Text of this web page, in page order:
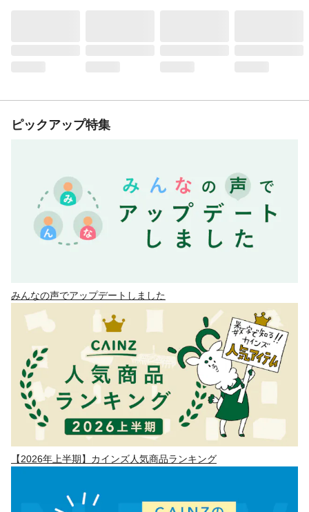
ピックアップ特集
みんなの声でアップデートしました
【2026年上半期】カインズ人気商品ランキング